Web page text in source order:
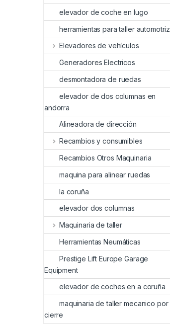
elevador de coche en lugo
herramientas para taller automotriz
Elevadores de vehículos
Generadores Electricos
desmontadora de ruedas
elevador de dos columnas en
andorra
Alineadora de dirección
Recambios y consumibles
Recambios Otros Maquinaria
maquina para alinear ruedas
la coruña
elevador dos columnas
Maquinaria de taller
Herramientas Neumáticas
Prestige Lift Europe Garage
Equipment
elevador de coches en a coruña
maquinaria de taller mecanico por
cierre